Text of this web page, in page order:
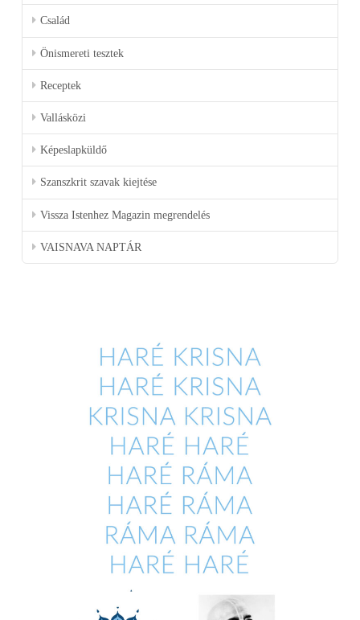
Család
Önismereti tesztek
Receptek
Vallásközi
Képeslapküldő
Szanszkrit szavak kiejtése
Vissza Istenhez Magazin megrendelés
VAISNAVA NAPTÁR